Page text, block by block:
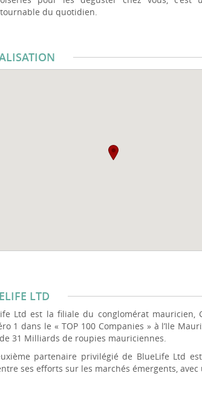
du quotidien.
LTD
Ltd est la filiale du conglomérat mauricien,
1 dans le « TOP 100 Companies » à l’Ile
31 Milliards de roupies mauriciennes.
partenaire privilégié de BlueLife Ltd
ses efforts sur les marchés émergents,